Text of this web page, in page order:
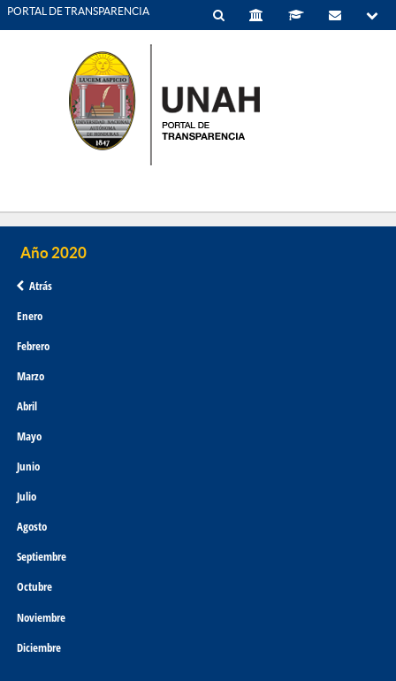
PORTAL DE TRANSPARENCIA
Atrás
Enero
Febrero
Marzo
Abril
Mayo
Junio
Julio
Agosto
Septiembre
Octubre
Noviembre
Diciembre